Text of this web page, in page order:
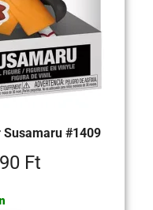
Susamaru #1409
Ft